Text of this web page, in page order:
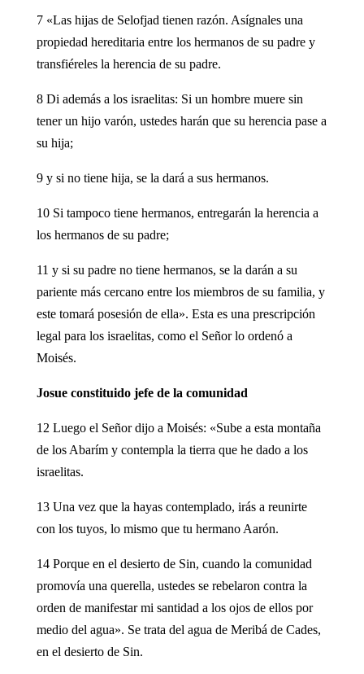
7 «Las hijas de Selofjad tienen razón. Asígnales una
propiedad hereditaria entre los hermanos de su padre y
transfiéreles la herencia de su padre.
8 Di además a los israelitas: Si un hombre muere sin
tener un hijo varón, ustedes harán que su herencia pase a
su hija;
9 y si no tiene hija, se la dará a sus hermanos.
10 Si tampoco tiene hermanos, entregarán la herencia a
los hermanos de su padre;
11 y si su padre no tiene hermanos, se la darán a su
pariente más cercano entre los miembros de su familia, y
este tomará posesión de ella». Esta es una prescripción
legal para los israelitas, como el Señor lo ordenó a
Moisés.
Josue constituido jefe de la comunidad
12 Luego el Señor dijo a Moisés: «Sube a esta montaña
de los Abarím y contempla la tierra que he dado a los
israelitas.
13 Una vez que la hayas contemplado, irás a reunirte
con los tuyos, lo mismo que tu hermano Aarón.
14 Porque en el desierto de Sin, cuando la comunidad
promovía una querella, ustedes se rebelaron contra la
orden de manifestar mi santidad a los ojos de ellos por
medio del agua». Se trata del agua de Meribá de Cades,
en el desierto de Sin.